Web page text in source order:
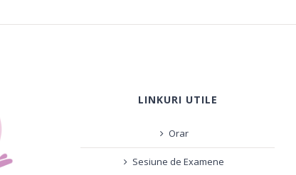
LINKURI UTILE
Orar
Sesiune de Examene